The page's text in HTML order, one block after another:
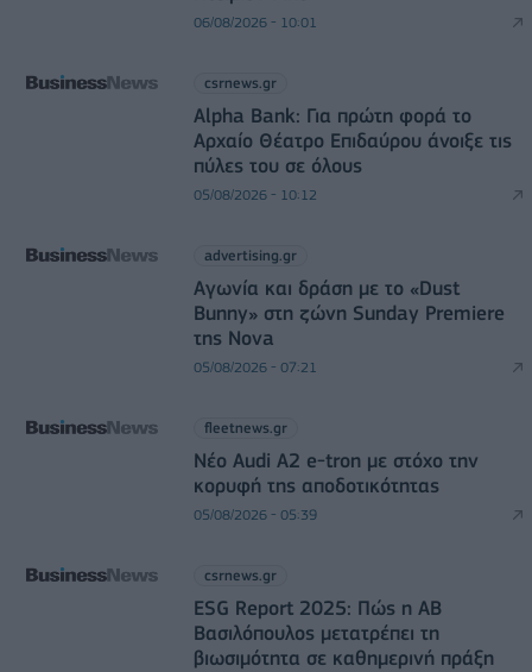
06/08/2026 - 10:01
csrnews.gr
Alpha Bank: Για πρώτη φορά το
Αρχαίο Θέατρο Επιδαύρου άνοιξε τις
πύλες του σε όλους
05/08/2026 - 10:12
advertising.gr
Αγωνία και δράση με το «Dust
Bunny» στη ζώνη Sunday Premiere
της Nova
05/08/2026 - 07:21
fleetnews.gr
Νέο Audi A2 e-tron με στόχο την
κορυφή της αποδοτικότητας
05/08/2026 - 05:39
csrnews.gr
ESG Report 2025: Πώς η ΑΒ
Βασιλόπουλος μετατρέπει τη
βιωσιμότητα σε καθημερινή πράξη